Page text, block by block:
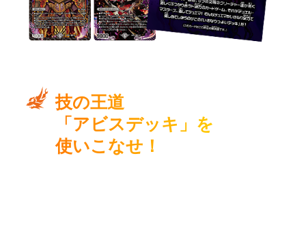
技の王道
「アビスデッキ」を
使いこなせ！